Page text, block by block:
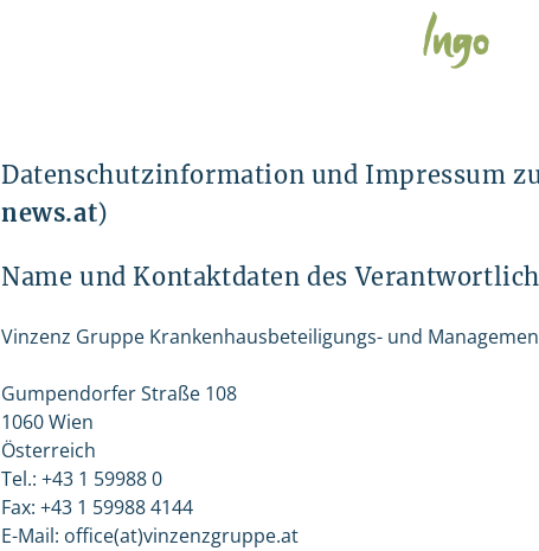
Datenschutzinformation und Impressum
news.at)
Name und Kontaktdaten des
Vinzenz Gruppe Krankenhausbeteiligungs- und
Gumpendorfer Straße 108
1060 Wien
Österreich
Tel.: +43 1 59988 0
Fax: +43 1 59988 4144
E-Mail: office(at)vinzenzgruppe.at